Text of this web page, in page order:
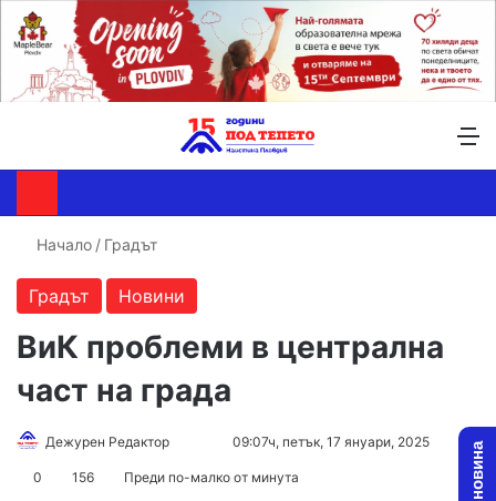
Начало / Градът
Градът Новини
ВиК проблеми в централна
част на града
Дежурен Редактор
Send09:07ч, петък, 17 януари, 2025
0 156 Преди по-малко от минута